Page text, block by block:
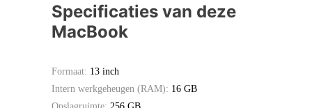
Specificaties van deze
MacBook
Formaat: 13 inch
Intern werkgeheugen (RAM): 16 GB
Opslagruimte: 256 GB